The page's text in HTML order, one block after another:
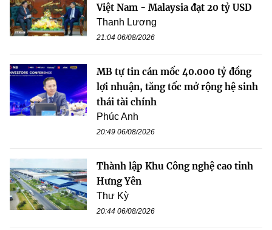
Việt Nam - Malaysia đạt 20 tỷ USD
Thanh Lương
21:04 06/08/2026
MB tự tin cán mốc 40.000 tỷ đồng
lợi nhuận, tăng tốc mở rộng hệ sinh
thái tài chính
Phúc Anh
20:49 06/08/2026
Thành lập Khu Công nghệ cao tỉnh
Hưng Yên
Thư Kỳ
20:44 06/08/2026